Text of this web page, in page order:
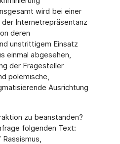
wird bei einer
der Internetrepräsentanz
deren
unstrittigem Einsatz
einmal abgesehen,
der Fragesteller
polemische,
Ausrichtung
zu beanstanden?
folgenden Text:
Rassismus,